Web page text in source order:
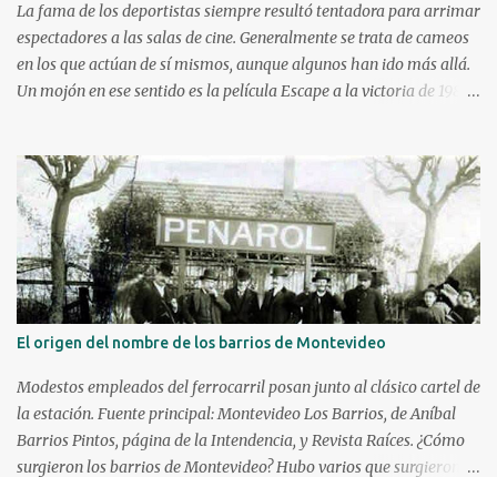
La fama de los deportistas siempre resultó tentadora para arrimar
espectadores a las salas de cine. Generalmente se trata de cameos
en los que actúan de sí mismos, aunque algunos han ido más allá.
Un mojón en ese sentido es la película Escape a la victoria de 1982
una recreación muy libre del llamado partido de la muerte jugado
en Kiev, Ucrania, el 9 de agosto de 1942, bajo la ocupación nazi.
Stallone atajando un penal sobre la hora. Hoy nos enfocaremos en
tres historias de deportistas que fueron más allá, incluso alguno
llegando a construir una carrera como actor y obteniendo elogios
de la crítica. Kareem Abdul-Jabbar Uno d e los máximos
anotadores de la historia de la NBA con 38387 puntos, debutó en el
cine a las patadas en 1972 con Bruce Lee. Kareem ya era una figura
conocida, venía de ganar su primer anillo en la NBA con los
Milwaukee Bucks. Debutó a l...
El origen del nombre de los barrios de Montevideo
Modestos empleados del ferrocarril posan junto al clásico cartel de
la estación. Fuente principal: Montevideo Los Barrios, de Aníbal
Barrios Pintos, página de la Intendencia, y Revista Raíces. ¿Cómo
surgieron los barrios de Montevideo? Hubo varios que surgieron de